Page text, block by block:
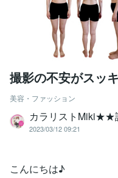
撮影の不安がスッ
美容・ファッション
カラリストMiki★★
2023/03/12 09:21
こんにちは♪